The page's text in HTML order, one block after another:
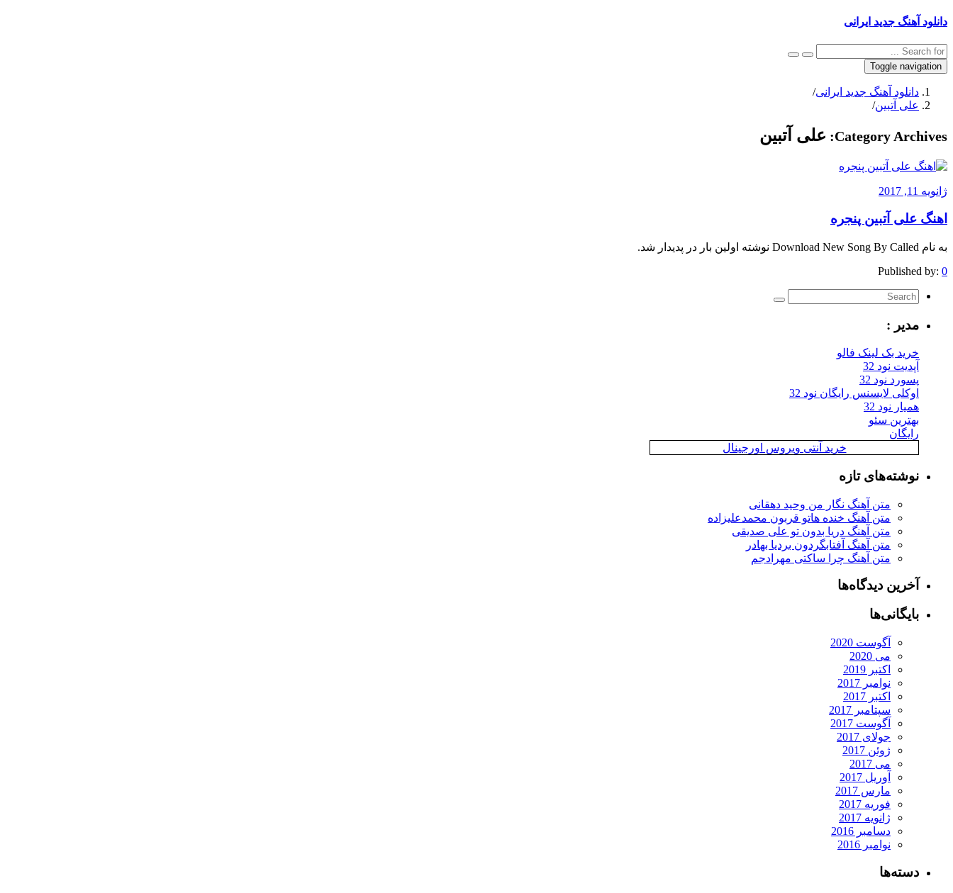
دانلود آهنگ جدید ایرانی
Toggle navigation
دانلود آهنگ جدید ایرانی/
علی آتبین/
Category Archives: علی آتبین
ژانویه 11, 2017
اهنگ علی آتبین پنجره
به نام Download New Song By Called نوشته اولین بار در پدیدار شد.
Published by: 0
مدیر :
خرید بک لینک فالو
آپدیت نود 32
پسورد نود 32
اوکلی لایسنس رایگان نود 32
همیار نود 32
بهترین سئو
رایگان
خرید آنتی ویروس اورجینال
نوشته‌های تازه
متن آهنگ نگار من وحید دهقانی
متن آهنگ خنده هاتو قربون محمدعلیزاده
متن آهنگ دریا بدون تو علی صدیقی
متن آهنگ آفتابگردون بردیا بهادر
متن آهنگ چرا ساکتی مهرادجم
آخرین دیدگاه‌ها
بایگانی‌ها
آگوست 2020
می 2020
اکتبر 2019
نوامبر 2017
اکتبر 2017
سپتامبر 2017
آگوست 2017
جولای 2017
ژوئن 2017
می 2017
آوریل 2017
مارس 2017
فوریه 2017
ژانویه 2017
دسامبر 2016
نوامبر 2016
دسته‌ها